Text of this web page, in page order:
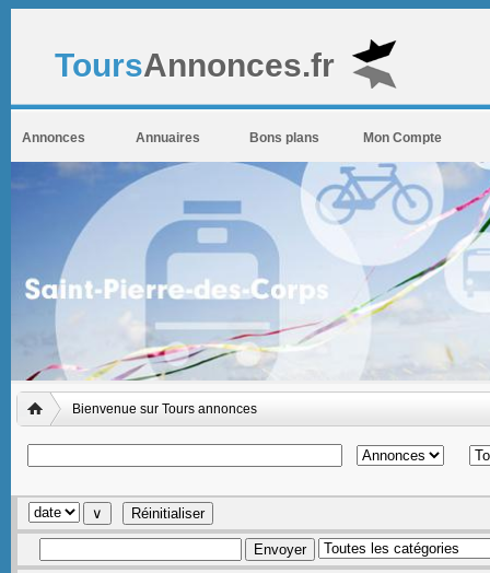
ToursAnnonces.fr
Annonces Annuaires Bons plans Mon Compte
Bienvenue sur Tours annonces